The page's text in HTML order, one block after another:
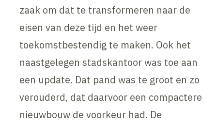
zaak om dat te transformeren naar de
eisen van deze tijd en het weer
toekomstbestendig te maken. Ook het
naastgelegen stadskantoor was toe aan
een update. Dat pand was te groot en zo
verouderd, dat daarvoor een compactere
nieuwbouw de voorkeur had. De